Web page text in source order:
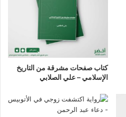
كتاب صفحات مشرقة من التاريخ
الإسلامي – علي الصلابي